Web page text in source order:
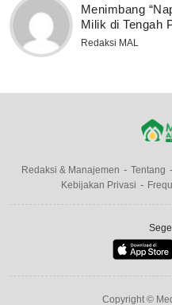
Menimbang
Milik di Tengah
Redaksi MAL
Redaksi & Manajemen Tentang
Kebijakan Privasi
Copyright ©